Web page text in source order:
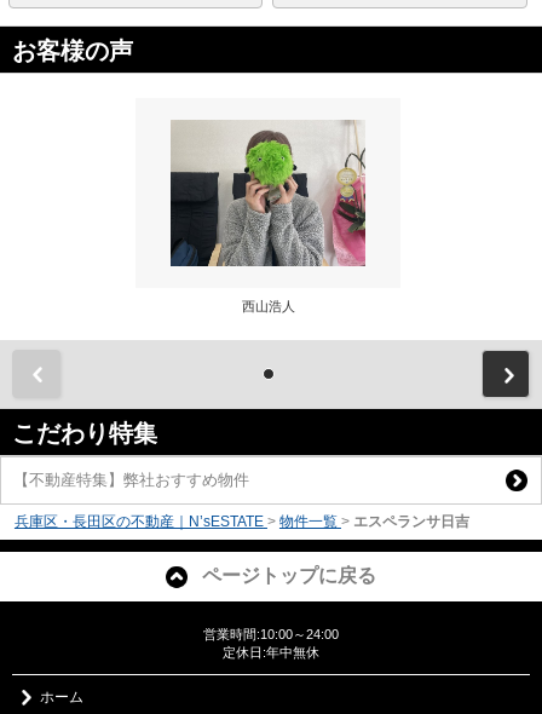
お客様の声
西山浩人
こだわり特集
【不動産特集】弊社おすすめ物件
兵庫区・長田区の不動産｜N’sESTATE > 物件一覧 > エスペランサ日吉
ページトップに戻る
営業時間:10:00～24:00
定休日:年中無休
ホーム